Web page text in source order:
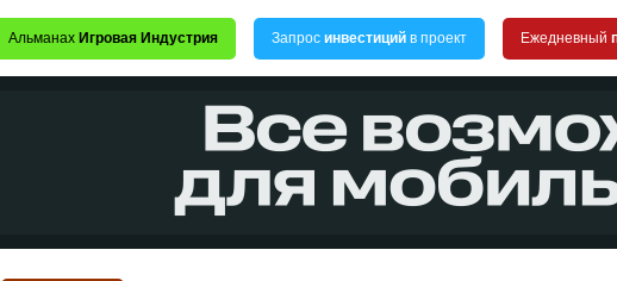
Альманах Игровая Индустрия Запрос инвестиций в проект Ежедневный